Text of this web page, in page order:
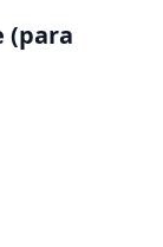
(para